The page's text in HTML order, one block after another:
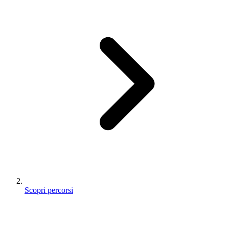
Scopri percorsi